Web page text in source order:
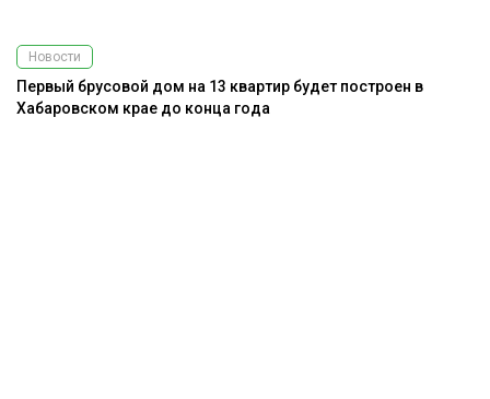
Новости
Первый брусовой дом на 13 квартир будет построен в
Хабаровском крае до конца года